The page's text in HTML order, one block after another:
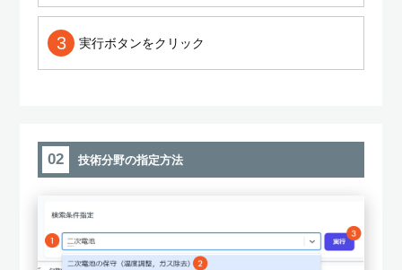
3 実行ボタンをクリック
02 技術分野の指定方法